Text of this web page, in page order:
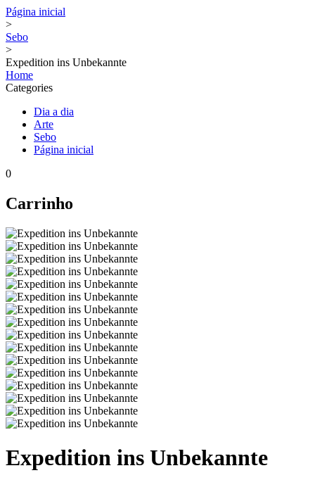
Página inicial
>
Sebo
>
Expedition ins Unbekannte
Home
Categories
Dia a dia
Arte
Sebo
Página inicial
0
Carrinho
Expedition ins Unbekannte